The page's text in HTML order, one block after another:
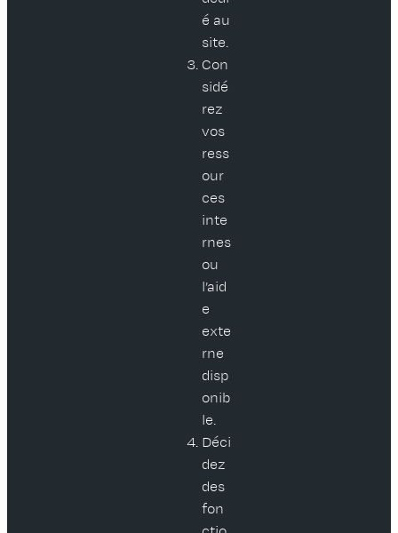
é au
site.
Con
sidé
rez
vos
ress
our
ces
inte
rnes
ou
l’aid
e
exte
rne
disp
onib
le.
Déci
dez
des
fon